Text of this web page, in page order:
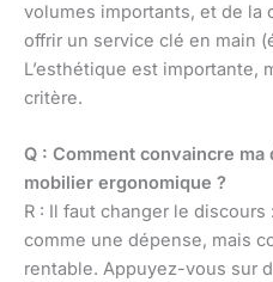
volumes importants, et de la
offrir un service clé en main
L’esthétique est importante,
critère.
Q : Comment convaincre
mobilier ergonomique ?
R : Il faut changer le
comme une dépense, mais
rentable. Appuyez-vous sur